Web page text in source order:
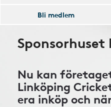
Bli medlem
Sponsorhuset
Nu kan
Linköping
era inköp och